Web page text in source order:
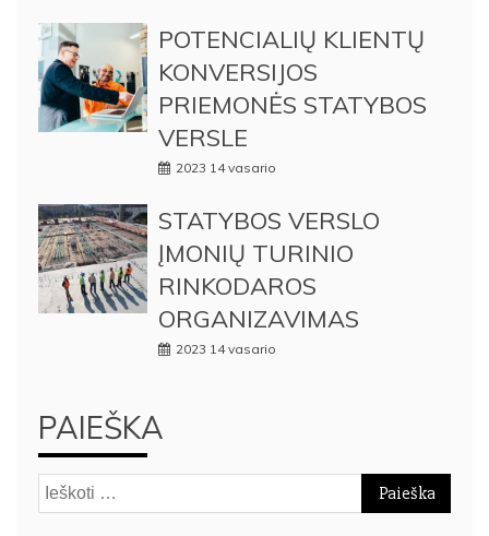
POTENCIALIŲ KLIENTŲ
KONVERSIJOS
PRIEMONĖS STATYBOS
VERSLE
2023 14 vasario
STATYBOS VERSLO
ĮMONIŲ TURINIO
RINKODAROS
ORGANIZAVIMAS
2023 14 vasario
PAIEŠKA
Ieškoti: